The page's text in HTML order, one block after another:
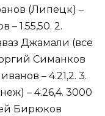
(Липецк) –
– 1.55,50. 2.
Джамали (все
Симанков
– 4.21,2. 3.
– 4.26,4. 3000
Бирюков